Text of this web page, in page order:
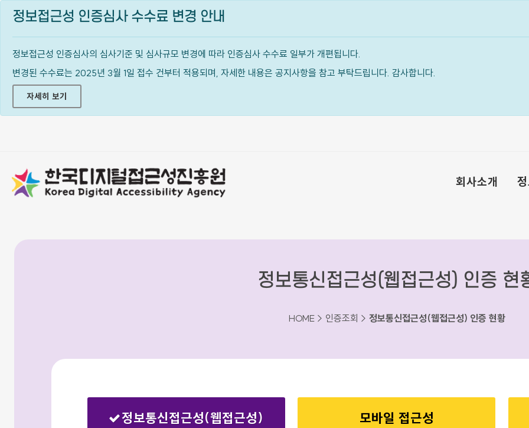
정보접근성 인증심사 수수료 변경 안내
정보접근성 인증심사의 심사기준 및 심사규모 변경에 따라 인증심사 수수료 일부가 개편됩니다.
변경된 수수료는 2025년 3월 1일 접수 건부터 적용되며, 자세한 내용은 공지사항을 참고 부탁드립니다. 감사합니다.
자세히 보기
회사소개
정보통신접근성(웹접근성) 인증 현
HOME > 인증조회 > 정보통신접근성(웹접근성) 인증 현황
정보통신접근성(웹접근성) 모바일 접근성